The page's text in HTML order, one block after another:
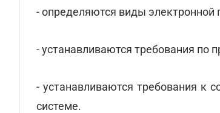
- определяются виды электронной
- устанавливаются требования по
- устанавливаются требования к
системе.